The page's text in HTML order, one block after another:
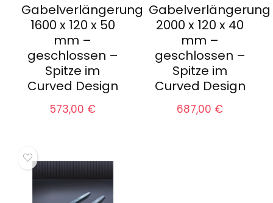
Gabelverlängerung
1600 x 120 x 50
mm –
geschlossen –
Spitze im
Curved Design
573,00 €
Gabelverlängerung
2000 x 120 x 40
mm –
geschlossen –
Spitze im
Curved Design
687,00 €